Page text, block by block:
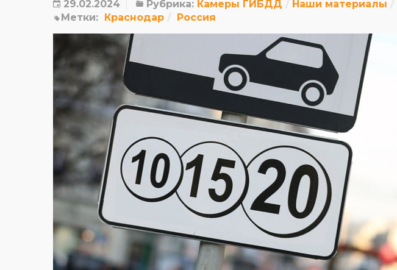
29.02.2024 Рубрика: Камеры ГИБДД Наши материалы
Метки: Краснодар Россия